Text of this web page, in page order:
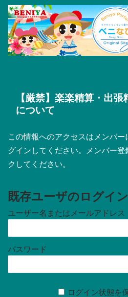
【厳禁】楽楽精算・出
について
この情報へのアクセスはメンバー
グインしてください。メンバー
クしてください。
既存ユーザのログイン
ユーザー名またはメールアドレス
パスワード
ログイン状態を